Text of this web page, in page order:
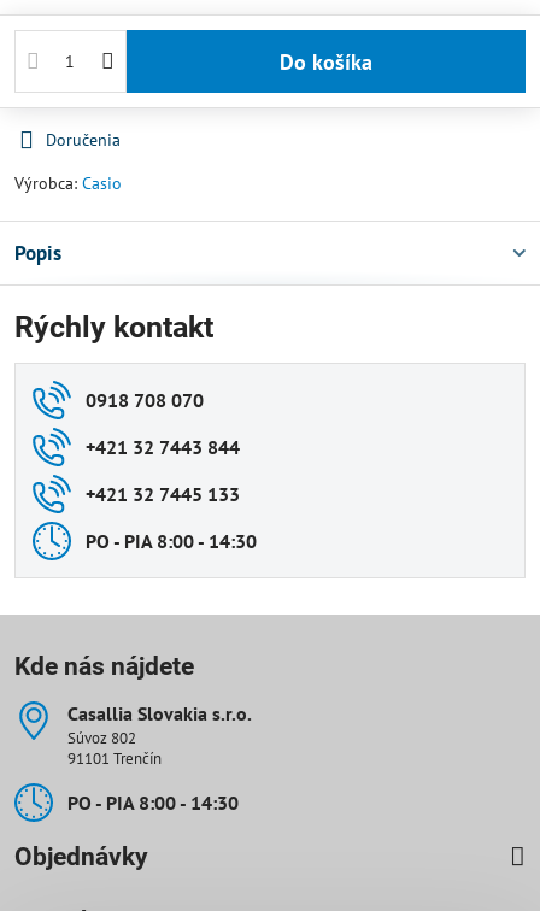
Do košíka
Doručenia
Výrobca: Casio
Popis
Rýchly kontakt
0918 708 070
+421 32 7443 844
+421 32 7445 133
PO - PIA 8:00 - 14:30
Kde nás nájdete
Casallia Slovakia s​.r​.o​.
Súvoz 802
91101 Trenčín
PO - PIA 8:00 - 14:30
Objednávky